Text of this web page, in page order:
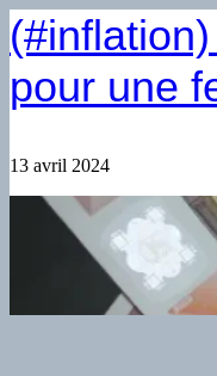
pour une
13 avril 2024